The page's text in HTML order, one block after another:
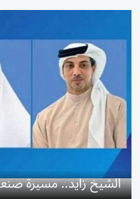
الشيخ زايد.. مسيرة